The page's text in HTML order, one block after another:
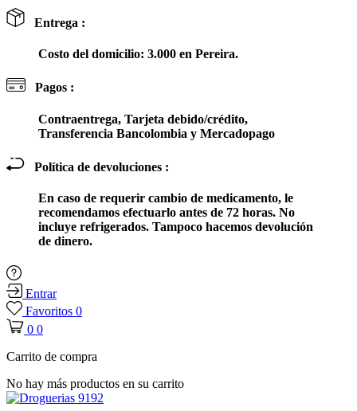
Entrega :
Costo del domicilio: 3.000 en Pereira.
Pagos :
Contraentrega, Tarjeta debido/crédito,
Transferencia Bancolombia y Mercadopago
Política de devoluciones :
En caso de requerir cambio de medicamento, le
recomendamos efectuarlo antes de 72 horas. No
incluye refrigerados. Tampoco hacemos devolución
de dinero.
Entrar
Favoritos 0
0 0
Carrito de compra
No hay más productos en su carrito